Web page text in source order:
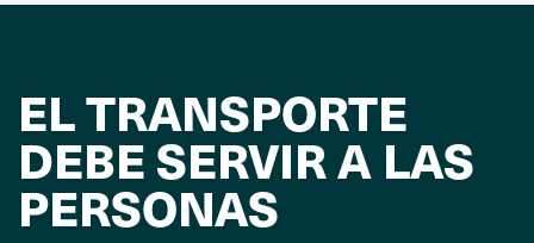
EL TRANSPORTE
DEBE SERVIR A LAS
PERSONAS